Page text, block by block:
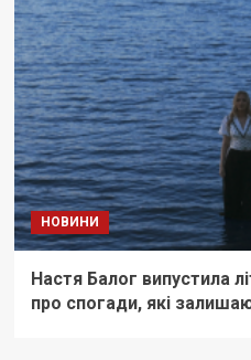
НОВИНИ
Настя Балог випустила
про спогади, які